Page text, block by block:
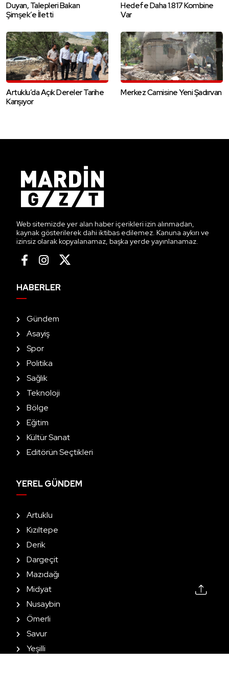
Duyan, Talepleri Bakan
Şimşek’e İletti
Hedefe Daha 1.817 Kombine
Var
Artuklu’da Açık Dereler Tarihe
Karışıyor
Merkez Camisine Yeni Şadırvan
Web sitemizde yer alan haber içerikleri izin alınmadan,
kaynak gösterilerek dahi iktibas edilemez. Kanuna aykırı ve
izinsiz olarak kopyalanamaz, başka yerde yayınlanamaz.
HABERLER
Gündem
Asayiş
Spor
Politika
Sağlık
Teknoloji
Bölge
Eğitim
Kültür Sanat
Editörün Seçtikleri
YEREL GÜNDEM
Artuklu
Kızıltepe
Derik
Dargeçit
Mazıdağı
Midyat
Nusaybin
Ömerli
Savur
Yeşilli